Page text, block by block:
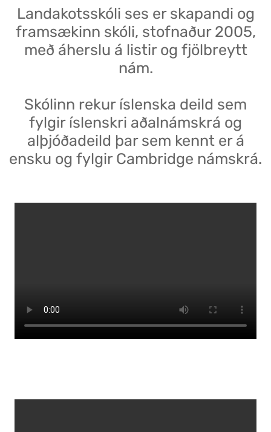
Landakotsskóli ses er skapandi og
framsækinn skóli, stofnaður 2005,
með áherslu á listir og fjölbreytt
nám.
Skólinn rekur íslenska deild sem
fylgir íslenskri aðalnámskrá og
alþjóðadeild þar sem kennt er á
ensku og fylgir Cambridge námskrá.